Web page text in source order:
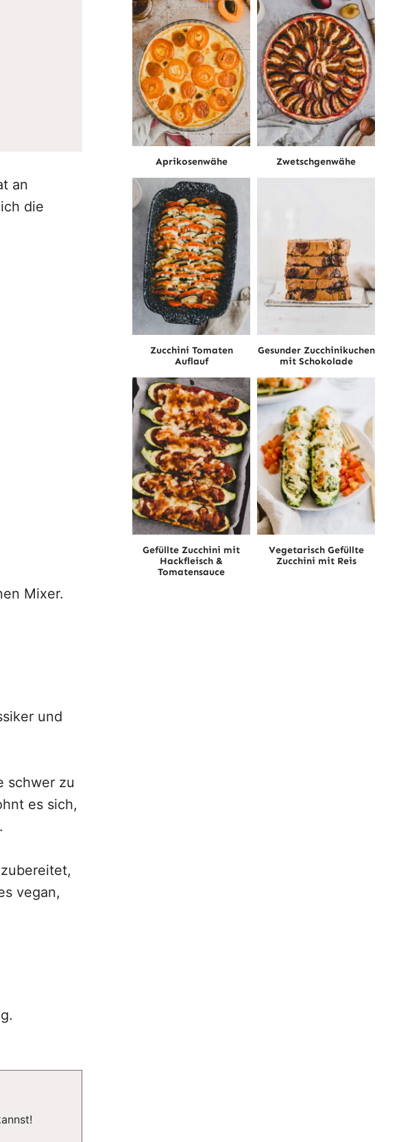
an
die
Mixer.
und
schwer zu
es sich,
vegan,
Aprikosenwähe Zwetschgenwähe
Zucchini Tomaten
Auflauf
Gesunder Zucchinikuchen
mit Schokolade
Gefüllte Zucchini mit
Hackfleisch &
Tomatensauce
Vegetarisch Gefüllte
Zucchini mit Reis